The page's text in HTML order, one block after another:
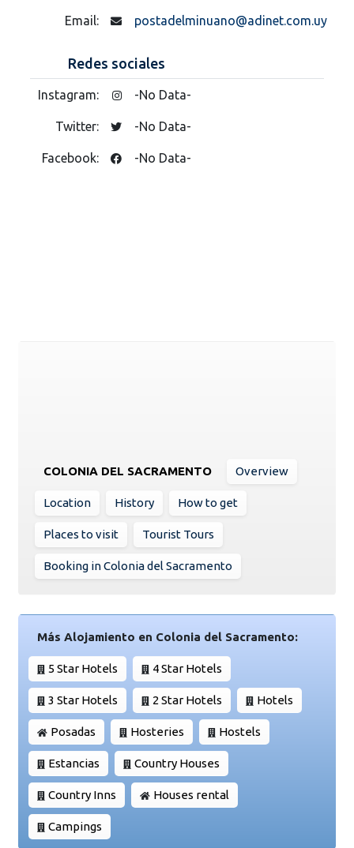
Email: postadelminuano@adinet.com.uy
Redes sociales
Instagram: -No Data-
Twitter: -No Data-
Facebook: -No Data-
COLONIA DEL SACRAMENTO Overview
Location History How to get
Places to visit Tourist Tours
Booking in Colonia del Sacramento
Más Alojamiento en Colonia del Sacramento:
5 Star Hotels 4 Star Hotels
3 Star Hotels 2 Star Hotels Hotels
Posadas Hosteries Hostels
Estancias Country Houses
Country Inns Houses rental
Campings